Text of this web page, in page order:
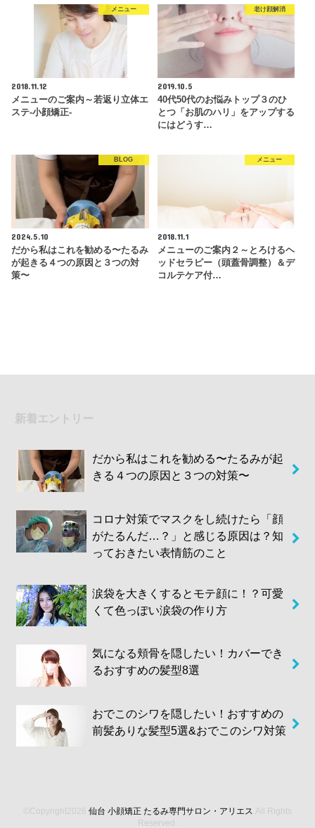
メニュー
2018.11.12
メニューのご案内～若返り立体エ
ステ-小顔矯正-
老け顔解消
2019.10.5
40代50代のお悩みトップ３のひ
とつ「お肌のハリ」をアップする
にはどうす…
BLOG
2024.5.10
だから私はこれを勧める〜たるみ
が起きる４つの原因と３つの対
策〜
メニュー
2018.11.1
メニューのご案内２～とろけるヘ
ッドセラピー（頭蓋骨調整）＆デ
コルテケア付…
新着エントリー
だから私はこれを勧める〜たるみが起
きる４つの原因と３つの対策〜
コロナ対策でマスクをし続けたら「顔
がたるんだ…？」と感じる原因は？知
っておきたい表情筋のこと
涙袋を大きくするとモテ顔に！？可愛
くて色っぽい涙袋の作り方
気になる頬骨を隠したい！カバーでき
るおすすめの髪型8選
おでこのシワを隠したい！おすすめの
前髪ありな髪型5選&おでこのシワ対策
©Copyright2026 仙台 小顔矯正 たるみ専門サロン・アリエス .All Rights
Reserved.